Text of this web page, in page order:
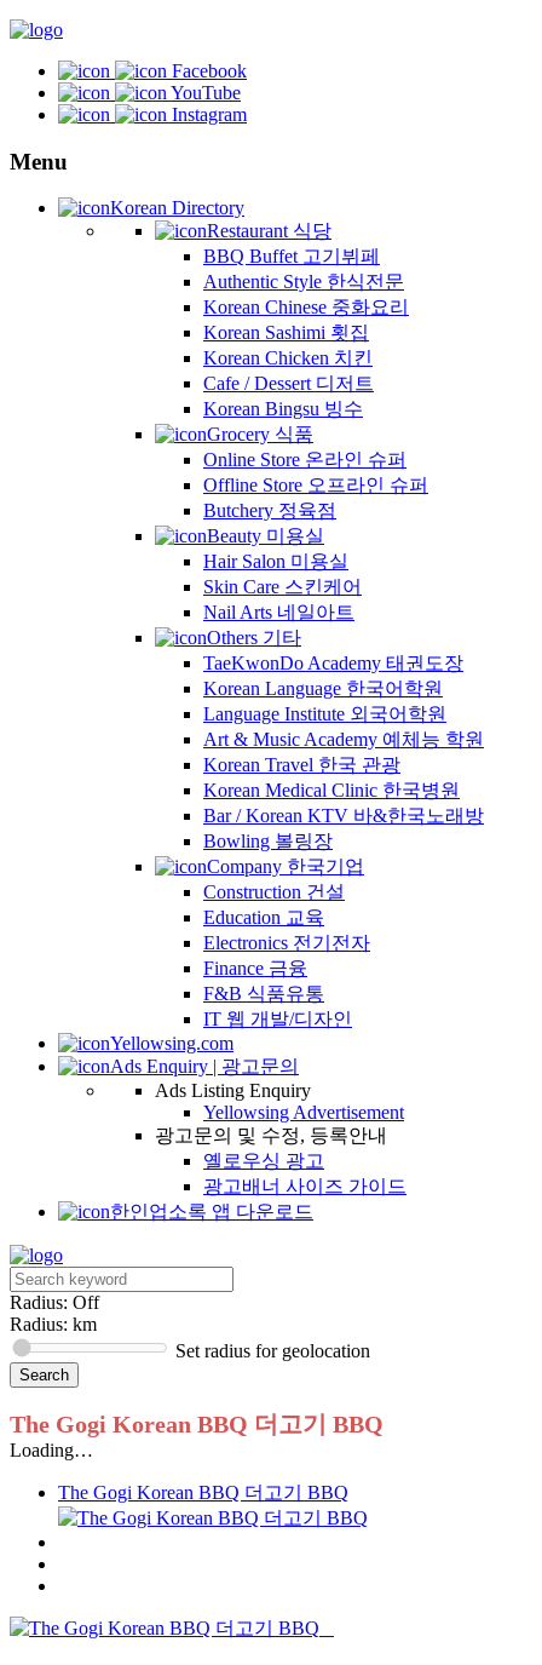
Facebook
YouTube
Instagram
Menu
Korean Directory
Restaurant 식당
BBQ Buffet 고기뷔페
Authentic Style 한식전문
Korean Chinese 중화요리
Korean Sashimi 횟집
Korean Chicken 치킨
Cafe / Dessert 디저트
Korean Bingsu 빙수
Grocery 식품
Online Store 온라인 슈퍼
Offline Store 오프라인 슈퍼
Butchery 정육점
Beauty 미용실
Hair Salon 미용실
Skin Care 스킨케어
Nail Arts 네일아트
Others 기타
TaeKwonDo Academy 태권도장
Korean Language 한국어학원
Language Institute 외국어학원
Art & Music Academy 예체능 학원
Korean Travel 한국 관광
Korean Medical Clinic 한국병원
Bar / Korean KTV 바&한국노래방
Bowling 볼링장
Company 한국기업
Construction 건설
Education 교육
Electronics 전기전자
Finance 금융
F&B 식품유통
IT 웹 개발/디자인
Yellowsing.com
Ads Enquiry | 광고문의
Ads Listing Enquiry
Yellowsing Advertisement
광고문의 및 수정, 등록안내
옐로우싱 광고
광고배너 사이즈 가이드
한인업소록 앱 다운로드
Radius: Off
Radius: km
Set radius for geolocation
The Gogi Korean BBQ 더고기 BBQ
Loading…
The Gogi Korean BBQ 더고기 BBQ